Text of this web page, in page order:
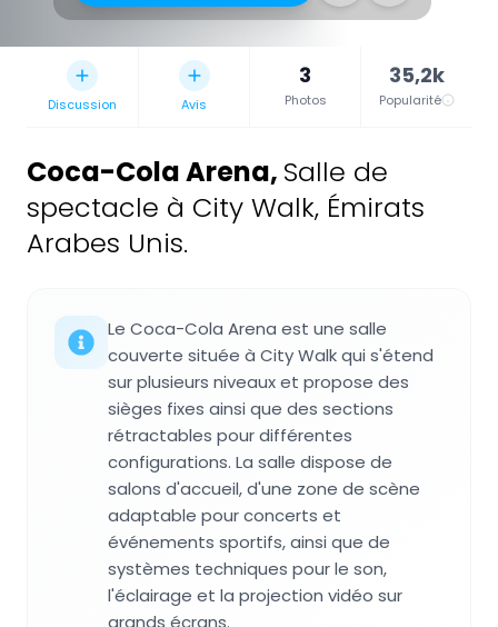
Discussion Avis
3
Photos
35,2k
Popularité
Coca-Cola Arena, Salle de
spectacle à City Walk, Émirats
Arabes Unis.
Le Coca-Cola Arena est une salle
couverte située à City Walk qui s'étend
sur plusieurs niveaux et propose des
sièges fixes ainsi que des sections
rétractables pour différentes
configurations. La salle dispose de
salons d'accueil, d'une zone de scène
adaptable pour concerts et
événements sportifs, ainsi que de
systèmes techniques pour le son,
l'éclairage et la projection vidéo sur
grands écrans.